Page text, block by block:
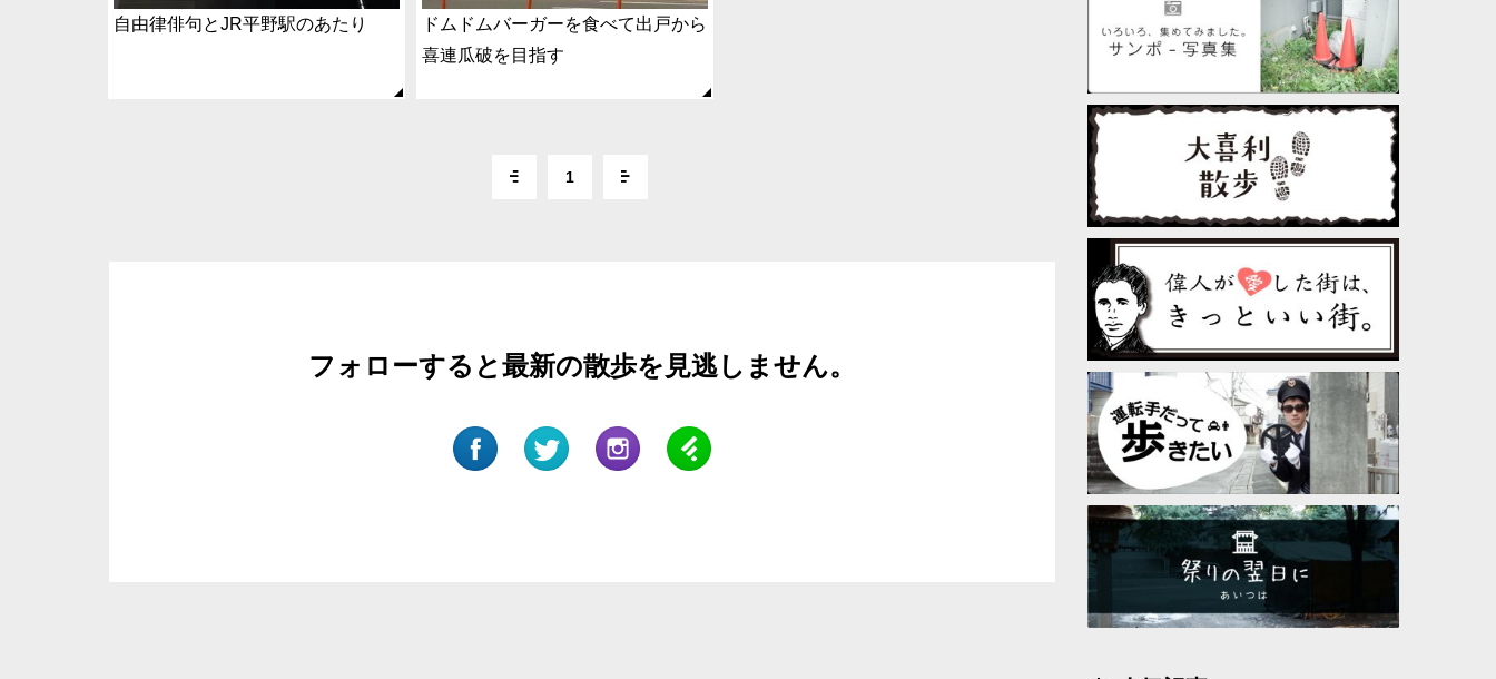
自由律俳句とJR平野駅のあたり
ドムドムバーガーを食べて出戸から
喜連瓜破を目指す
1
フォローすると最新の散歩を見逃しません。